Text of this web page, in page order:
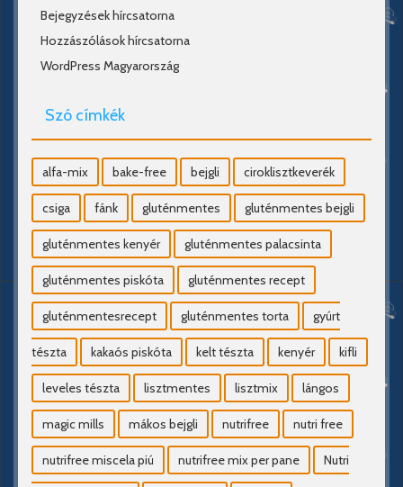
Bejegyzések hírcsatorna
Hozzászólások hírcsatorna
WordPress Magyarország
Szó címkék
alfa-mix bake-free bejgli ciroklisztkeverék
csiga fánk gluténmentes gluténmentes bejgli
gluténmentes kenyér gluténmentes palacsinta
gluténmentes piskóta gluténmentes recept
gluténmentesrecept gluténmentes torta gyúrt
tészta kakaós piskóta kelt tészta kenyér kifli
leveles tészta lisztmentes lisztmix lángos
magic mills mákos bejgli nutrifree nutri free
nutrifree miscela piú nutrifree mix per pane Nutri